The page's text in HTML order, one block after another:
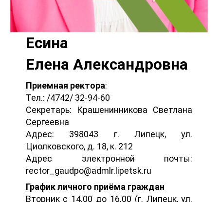
Есина
Елена Александровна
Приемная ректора:
Тел.: /4742/ 32-94-60
Секретарь: Крашенинникова Светлана
Сергеевна
Адрес: 398043 г. Липецк, ул.
Циолковского, д. 18, к. 212
Адрес электронной почты:
rector_gaudpo@admlr.lipetsk.ru
График личного приёма граждан
Вторник с 14.00 до 16.00 (г. Липецк, ул.